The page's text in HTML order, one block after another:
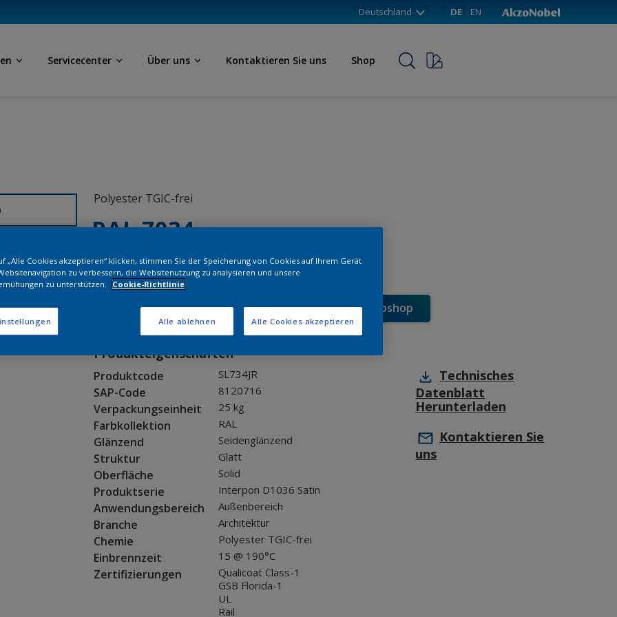
Deutschland DE EN
Servicecenter Über uns Kontaktieren Sie uns Shop
Polyester TGIC-frei
RAL 7034
SL734JR
Muster bestellen Bestellen Sie direkt im Webshop
Produkteigenschaften
Produktcode SL734JR
SAP-Code 8120716
Verpackungseinheit 25 kg
Farbkollektion RAL
Glänzend Seidenglänzend
Struktur Glatt
Oberfläche Solid
Produktserie Interpon D1036 Satin
Anwendungsbereich Außenbereich
Branche Architektur
Chemie Polyester TGIC-frei
Einbrennzeit 15 @ 190°C
Zertifizierungen
Qualicoat Class-1
GSB Florida-1
UL
Rail
Technisches
Datenblatt
Herunterladen
Kontaktieren Sie
uns
„Alle Cookies akzeptieren“ klicken, stimmen Sie der Speicherung von Cookies auf Ihrem Gerät
zu verbessern, die Websitenutzung zu analysieren und unsere
zu unterstützen.
Cookie-Richtlinie
Alle ablehnen Alle Cookies akzeptieren